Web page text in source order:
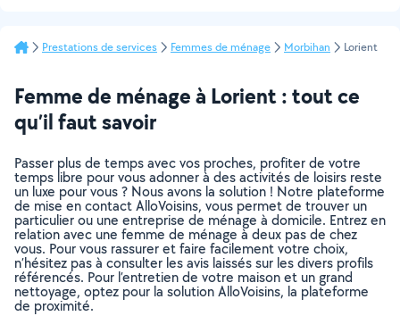
Prestations de services Femmes de ménage Morbihan Lorient
Femme de ménage à Lorient : tout ce
qu’il faut savoir
Passer plus de temps avec vos proches, profiter de votre
temps libre pour vous adonner à des activités de loisirs reste
un luxe pour vous ? Nous avons la solution ! Notre plateforme
de mise en contact AlloVoisins, vous permet de trouver un
particulier ou une entreprise de ménage à domicile. Entrez en
relation avec une femme de ménage à deux pas de chez
vous. Pour vous rassurer et faire facilement votre choix,
n’hésitez pas à consulter les avis laissés sur les divers profils
référencés. Pour l’entretien de votre maison et un grand
nettoyage, optez pour la solution AlloVoisins, la plateforme
de proximité.